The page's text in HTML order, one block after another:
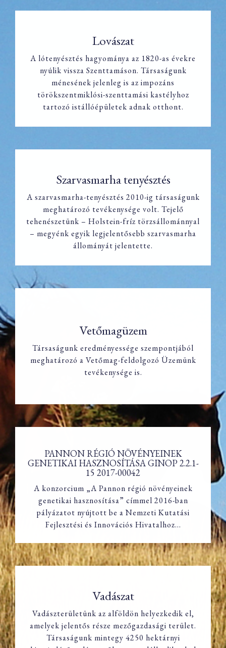
Lovászat
Lovászat
A lótenyésztés hagyománya az 1820-as évekre
nyúlik vissza Szenttamáson. Társaságunk
ménesének jelenleg is az impozáns
törökszentmiklósi-szenttamási kastélyhoz
tartozó istállóépületek adnak otthont.
Szarvasmarha tenyésztés
Szarvasmarha tenyésztés
A szarvasmarha-tenyésztés 2010-ig társaságunk
meghatározó tevékenysége volt. Tejelő
tehenészetünk – Holstein-fríz törzsállománnyal
– megyénk egyik legjelentősebb szarvasmarha
állományát jelentette.
Vetőmagüzem
Vetőmagüzem
Társaságunk eredményessége szempontjából
meghatározó a Vetőmag-feldolgozó Üzemünk
tevékenysége is.
PANNON RÉGIÓ NÖVÉNYEINEK
GENETIKAI HASZNOSÍTÁSA GINOP
2.2.1-15 2017-00042
PANNON RÉGIÓ NÖVÉNYEINEK
GENETIKAI HASZNOSÍTÁSA GINOP 2.2.1-
15 2017-00042
A konzorcium „A Pannon régió növényeinek
genetikai hasznosítása” címmel 2016-ban
pályázatot nyújtott be a Nemzeti Kutatási
Fejlesztési és Innovációs Hivatalhoz…
Vadászat
Vadászat
Vadászterületünk az alföldön helyezkedik el,
amelyek jelentős része mezőgazdasági terület.
Társaságunk mintegy 4250 hektárnyi